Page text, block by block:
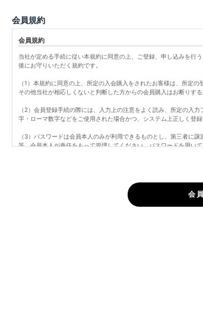
会員規約
会員規約
当社が定める手続に従い本規約に同意の上、ご登録、申し込みを行
後にお守りいただく規約です。
（1）本規約に同意の上、所定の入会購入をされたお客様は、所定
その他当社が相応しくないと判断した方からの会員購入はお断りする
（2）会員登録手続の際には、入力上の注意をよく読み、所定の入
字・ローマ数字などをご使用された場合かつ、システム上正しく登
（3）パスワードは会員本人のみが利用できるものとし、第三者に
等、会員本人が責任をもって管理してください。パスワードを用い
（5）退会は所定期間のマイページのログインがない場合、自動的に